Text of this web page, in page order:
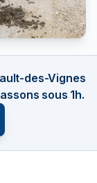
des-Vignes
sous 1h.